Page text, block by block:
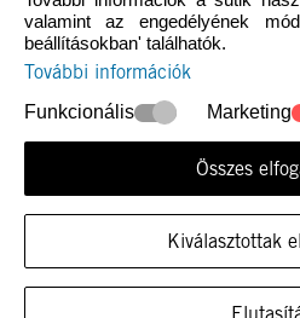
Fizetési mód
Szállítási költségek
Szerződéstől való elállás itt
Kapcsolati űrlap
Gyakran Ismételt Kérdések
valamint az engedélyének
beállításokban' találhatók.
További információk
Funkcionális Marketing
Összes
Kiválasztottak